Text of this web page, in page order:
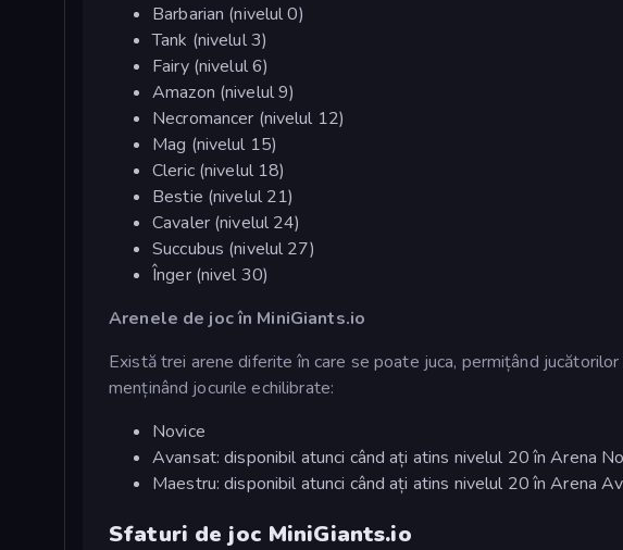
Barbarian (nivelul 0)
Tank (nivelul 3)
Fairy (nivelul 6)
Amazon (nivelul 9)
Necromancer (nivelul 12)
Mag (nivelul 15)
Cleric (nivelul 18)
Bestie (nivelul 21)
Cavaler (nivelul 24)
Succubus (nivelul 27)
Înger (nivel 30)
Arenele de joc în MiniGiants.io
Există trei arene diferite în care se poate juca, permițând
menținând jocurile echilibrate:
Novice
Avansat: disponibil atunci când ați atins nivelul 20 în Arena
Maestru: disponibil atunci când ați atins nivelul 20 în Arena
Sfaturi de joc MiniGiants.io